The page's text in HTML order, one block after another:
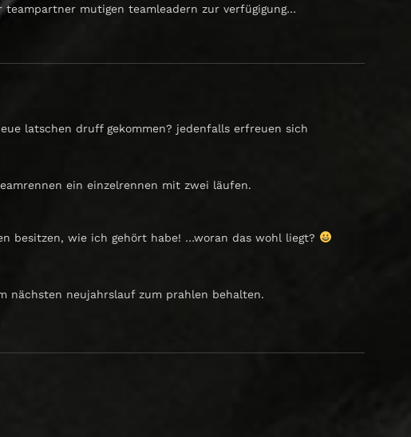
mutigen teamleadern zur verfügigung…
latschen druff gekommen? jedenfalls erfreuen sich
ein einzelrennen mit zwei läufen.
besitzen, wie ich gehört habe! …woran das wohl liegt?
nächsten neujahrslauf zum prahlen behalten.